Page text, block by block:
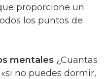
proporcione un
los puntos de
mentales ¿Cuantas
no puedes dormir,